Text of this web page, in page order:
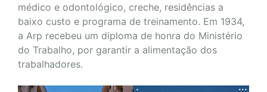
médico e odontológico, creche, residências a
baixo custo e programa de treinamento. Em 1934,
a Arp recebeu um diploma de honra do Ministério
do Trabalho, por garantir a alimentação dos
trabalhadores.